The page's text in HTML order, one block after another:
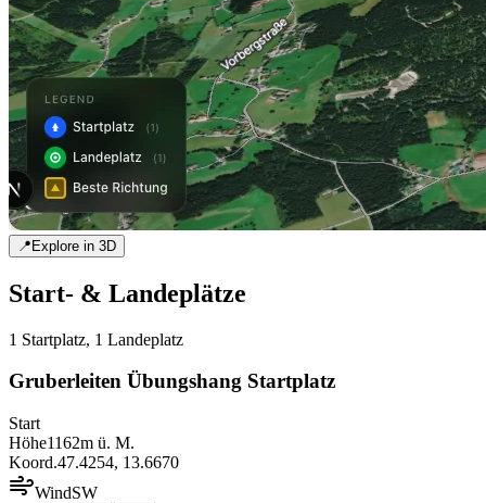
📍Explore in 3D
Start- & Landeplätze
1 Startplatz, 1 Landeplatz
Gruberleiten Übungshang Startplatz
Start
Höhe1162m ü. M.
Koord.47.4254, 13.6670
WindSW